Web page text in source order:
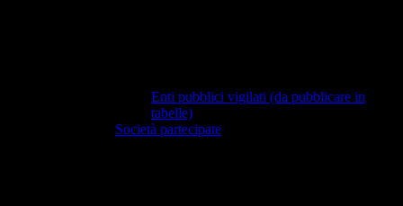
Enti pubblici vigilati (da pubblicare in
tabelle)
Società partecipate